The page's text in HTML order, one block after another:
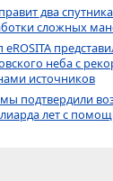
два
сложных
eROSITA
неба с
источников
подтвердили
лет с